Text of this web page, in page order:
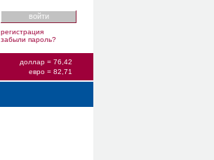
регистрация
забыли пароль?
доллар = 76,42
евро = 82,71